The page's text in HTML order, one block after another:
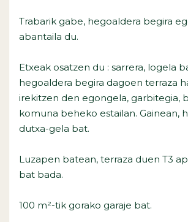
Trabarik gabe, hegoaldera begira
abantaila du.
Etxeak osatzen du : sarrera, logela
hegoaldera begira dagoen terraza
irekitzen den egongela, garbitegia,
komuna beheko estailan. Gainean,
dutxa-gela bat.
Luzapen batean, terraza duen T3
bat bada.
100 m²-tik gorako garaje bat.